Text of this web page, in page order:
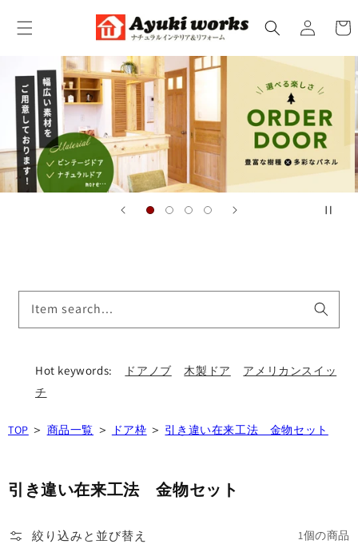
進む
グ
イ
ン
ー
Item search...
Hot keywords: ドアノブ 木製ドア
アメリカンスイッ
チ
TOP ＞ 商品一覧 ＞ ドア枠 ＞ 引き違い在来工法 金物セット
引き違い在来工法 金物セット
絞り込みと並び替え 1個の商品